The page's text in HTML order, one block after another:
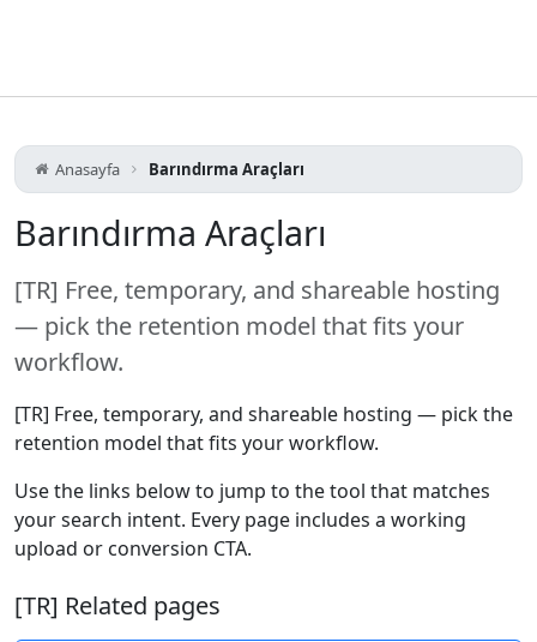
Anasayfa Barındırma Araçları
Barındırma Araçları
[TR] Free, temporary, and shareable hosting
— pick the retention model that fits your
workflow.
[TR] Free, temporary, and shareable hosting — pick the
retention model that fits your workflow.
Use the links below to jump to the tool that matches
your search intent. Every page includes a working
upload or conversion CTA.
[TR] Related pages